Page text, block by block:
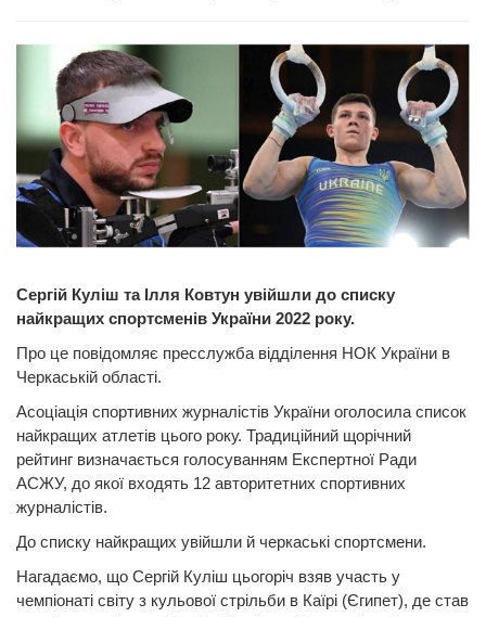
Сергій Куліш та Ілля Ковтун увійшли до списку
найкращих спортсменів України 2022 року.
Про це повідомляє пресслужба відділення НОК України в
Черкаській області.
Асоціація спортивних журналістів України оголосила список
найкращих атлетів цього року. Традиційний щорічний
рейтинг визначається голосуванням Експертної Ради
АСЖУ, до якої входять 12 авторитетних спортивних
журналістів.
До списку найкращих увійшли й черкаські спортсмени.
Нагадаємо, що Сергій Куліш цьогоріч взяв участь у
чемпіонаті світу з кульової стрільби в Каїрі (Єгипет), де став